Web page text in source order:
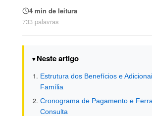
4 min de leitura
733 palavras
Neste artigo
Estrutura dos Benefícios e
Família
Cronograma de Pagamento e
Consulta